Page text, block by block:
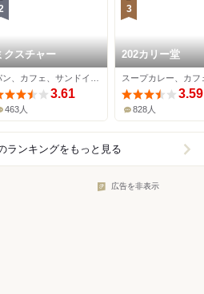
クスチャー
3.61
463人
3
202カリー堂
3.59
828人
ランキングをもっと見る
広告を非表示